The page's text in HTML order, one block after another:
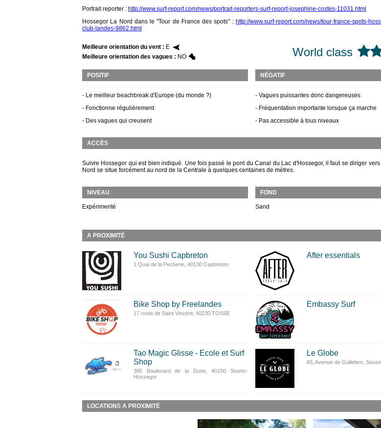
Portrait reporter : http://www.surf-report.com/news/portrait-reporters-surf-report-josephine-costes-11031.html
Hossegor La Nord dans le "Tour de France des spots" : http://www.surf-report.com/news/tour-france-spots-
club-landes-9862.html
Meilleure orientation du vent : E
Meilleure orientation des vagues : NO World class
POSITIF
- Le meilleur beachbreak d'Europe (du monde ?)
- Fonctionne régulièrement
- Des vagues qui creusent
NÉGATIF
- Vagues puissantes donc dangereuses
- Fréquentation importante lorsque ça marche
- Pas accessible à tous niveaux
ACCÈS
Suivre Hossegor qui est bien indiqué. Une fois passé le pont du Canal du Lac d'Hossegor, il faut se diriger
Nord se situe forcément au nord de la Centrale à quelques centaines de mètres.
NIVEAU
Expérimenté
FOND
Sand
A PROXIMITÉ
You Sushi Capbreton
1 Quai de la Pecherie, 40130 Capbreton
Bike Shop by Freelandes
17 route de Saint Vincent, 40230 TOSSE
Tao Magic Glisse - Ecole et Surf
Shop
385 Boulevard de la Dune, 40150 Soorts-
Hossegor
After essentials
Embassy Surf
Le Globe
65, Avenue de Galleben,
LOCATIONS A PROXIMITÉ